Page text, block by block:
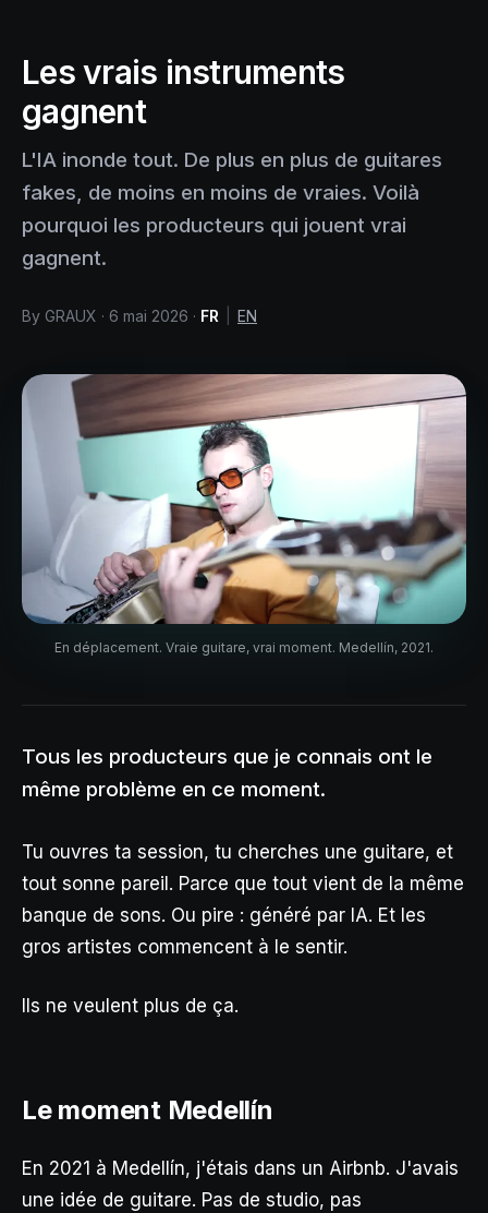
Les vrais instruments
gagnent
L'IA inonde tout. De plus en plus de guitares
fakes, de moins en moins de vraies. Voilà
pourquoi les producteurs qui jouent vrai
gagnent.
By GRAUX · 6 mai 2026 · FR EN
En déplacement. Vraie guitare, vrai moment. Medellín, 2021.
Tous les producteurs que je connais ont le
même problème en ce moment.
Tu ouvres ta session, tu cherches une guitare, et
tout sonne pareil. Parce que tout vient de la même
banque de sons. Ou pire : généré par IA. Et les
gros artistes commencent à le sentir.
Ils ne veulent plus de ça.
Le moment Medellín
En 2021 à Medellín, j'étais dans un Airbnb. J'avais
une idée de guitare. Pas de studio, pas